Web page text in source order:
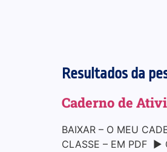
Resultados da
Caderno de
BAIXAR – O MEU
CLASSE – EM PDF